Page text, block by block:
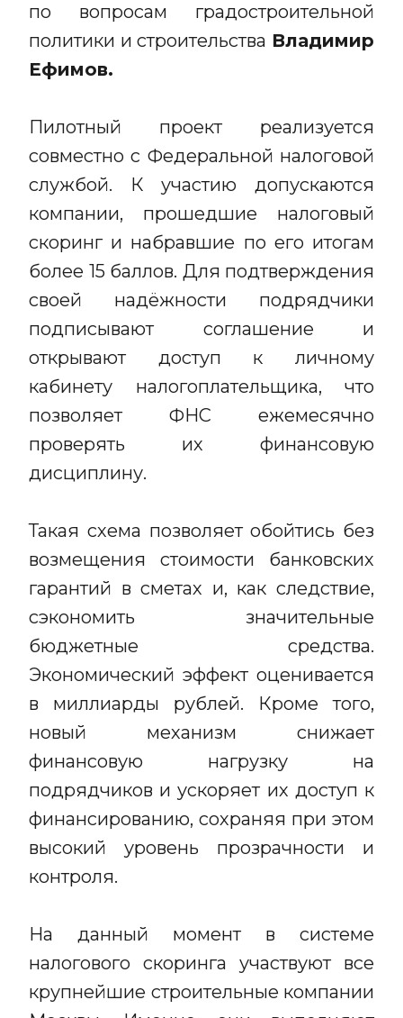
по вопросам градостроительной
политики и строительства Владимир
Ефимов.
Пилотный проект реализуется
совместно с Федеральной налоговой
службой. К участию допускаются
компании, прошедшие налоговый
скоринг и набравшие по его итогам
более 15 баллов. Для подтверждения
своей надёжности подрядчики
подписывают соглашение и
открывают доступ к личному
кабинету налогоплательщика, что
позволяет ФНС ежемесячно
проверять их финансовую
дисциплину.
Такая схема позволяет обойтись без
возмещения стоимости банковских
гарантий в сметах и, как следствие,
сэкономить значительные
бюджетные средства.
Экономический эффект оценивается
в миллиарды рублей. Кроме того,
новый механизм снижает
финансовую нагрузку на
подрядчиков и ускоряет их доступ к
финансированию, сохраняя при этом
высокий уровень прозрачности и
контроля.
На данный момент в системе
налогового скоринга участвуют все
крупнейшие строительные компании